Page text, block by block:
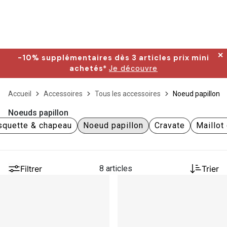
-10% supplémentaires dès 3 articles prix mini
achetés* Je découvre
✕
Accueil Accessoires Tous les accessoires Noeud papillon
Noeuds papillon
& chapeau
Noeud papillon Cravate Maillot
Filtrer 8 articles Trier